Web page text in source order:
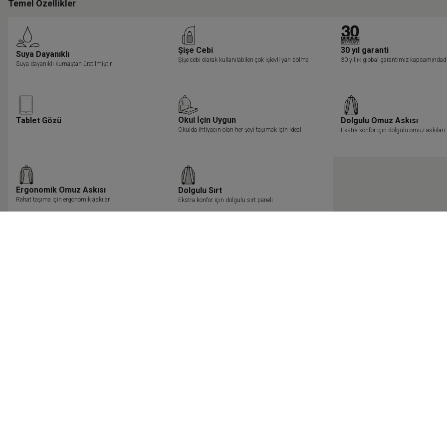
Temel Özellikler
Suya Dayanıklı
Suya dayanıklı kumaştan üretilmiştir
Şişe Cebi
Şişe cebi olarak kullanılabilen çok işlevli yan bölme
30 yıl garanti
30 yıllık global garantimiz
Tablet Gözü
-
Okul İçin Uygun
Okulda ihtiyacın olan her şeyi taşımak için ideal
Dolgulu Omuz Askısı
Ekstra konfor için dolgulu omuz askıları
Ergonomik Omuz Askısı
Rahat taşıma için ergonomik askılar
Dolgulu Sırt
Ekstra konfor için dolgulu sırt paneli